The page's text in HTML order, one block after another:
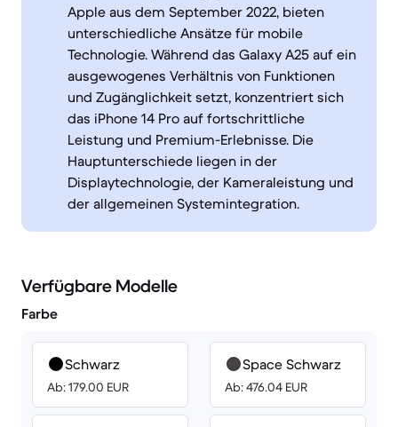
Apple aus dem September 2022, bieten
unterschiedliche Ansätze für mobile
Technologie. Während das Galaxy A25 auf ein
ausgewogenes Verhältnis von Funktionen
und Zugänglichkeit setzt, konzentriert sich
das iPhone 14 Pro auf fortschrittliche
Leistung und Premium-Erlebnisse. Die
Hauptunterschiede liegen in der
Displaytechnologie, der Kameraleistung und
der allgemeinen Systemintegration.
Verfügbare Modelle
Farbe
Schwarz
Ab: 179.00 EUR
Space Schwarz
Ab: 476.04 EUR